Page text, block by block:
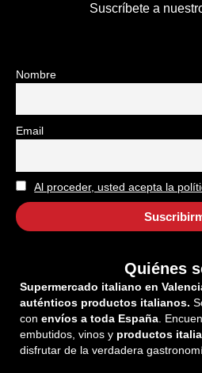
Suscríbete a
Nombre
Email
Al proceder, usted acepta la
Quiénes
Supermercado italiano en
auténticos productos italianos.
con envíos a toda España .
embutidos, vinos y productos
disfrutar de la verdadera